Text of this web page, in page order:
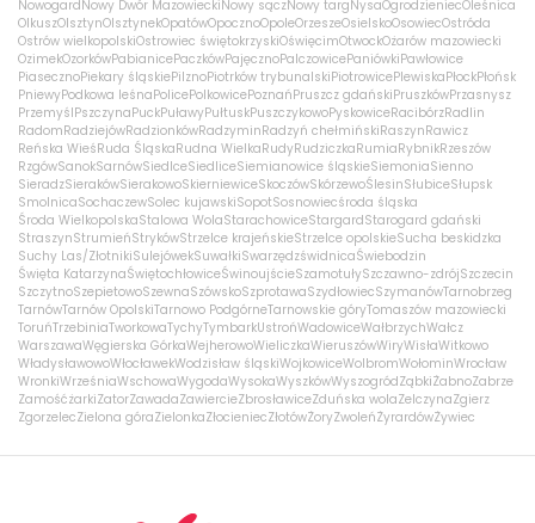
NowogardNowy Dwór MazowieckiNowy sączNowy targNysaOgrodzieniecOleśnica
OlkuszOlsztynOlsztynekOpatówOpocznoOpoleOrzeszeOsielskoOsowiecOstróda
Ostrów wielkopolskiOstrowiec świętokrzyskiOświęcimOtwockOżarów mazowiecki
OzimekOzorkówPabianicePaczkówPajęcznoPalczowicePaniówkiPawłowice
PiasecznoPiekary śląskiePilznoPiotrków trybunalskiPiotrowicePlewiskaPłockPłońsk
PniewyPodkowa leśnaPolicePolkowicePoznańPruszcz gdańskiPruszkówPrzasnysz
PrzemyślPszczynaPuckPuławyPułtuskPuszczykowoPyskowiceRacibórzRadlin
RadomRadziejówRadzionkówRadzyminRadzyń chełmińskiRaszynRawicz
Reńska WieśRuda ŚląskaRudna WielkaRudyRudziczkaRumiaRybnikRzeszów
RzgówSanokSarnówSiedlceSiedliceSiemianowice śląskieSiemoniaSienno
SieradzSierakówSierakowoSkierniewiceSkoczówSkórzewoŚlesinSłubiceSłupsk
SmolnicaSochaczewSolec kujawskiSopotSosnowiecśroda śląska
Środa WielkopolskaStalowa WolaStarachowiceStargardStarogard gdański
StraszynStrumieńStrykówStrzelce krajeńskieStrzelce opolskieSucha beskidzka
Suchy Las/ZłotnikiSulejówekSuwałkiSwarzędzświdnicaŚwiebodzin
Święta KatarzynaŚwiętochłowiceŚwinoujścieSzamotułySzczawno-zdrójSzczecin
SzczytnoSzepietowoSzewnaSzówskoSzprotawaSzydłowiecSzymanówTarnobrzeg
TarnówTarnów OpolskiTarnowo PodgórneTarnowskie góryTomaszów mazowiecki
ToruńTrzebiniaTworkowaTychyTymbarkUstrońWadowiceWałbrzychWałcz
WarszawaWęgierska GórkaWejherowoWieliczkaWieruszówWiryWisłaWitkowo
WładysławowoWłocławekWodzisław śląskiWojkowiceWolbromWołominWrocław
WronkiWrześniaWschowaWygodaWysokaWyszkówWyszogródZąbkiŻabnoZabrze
ZamośćżarkiZatorZawadaZawiercieZbrosławiceZduńska wolaZelczynaZgierz
ZgorzelecZielona góraZielonkaZłocieniecZłotówŻoryZwoleńŻyrardówŻywiec